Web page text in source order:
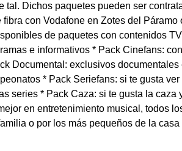
tal. Dichos paquetes pueden ser
con Vodafone en Zotes del Páramo
de paquetes con contenidos TV
e informativos * Pack Cinefans:
Documental: exclusivos documentales
* Pack Seriefans: si te gusta ver
series * Pack Caza: si te gusta la caza
en entretenimiento musical, todos
o por los más pequeños de la casa